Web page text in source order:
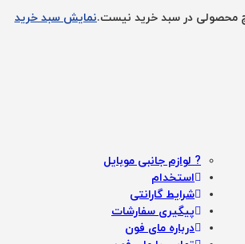
نمایش سبد خریدمحصولی در سبد خرید نیست.
? لوازم جانبی موبایل
استخدام
شرایط گارانتی
پیگیری سفارشات
درباره مای فون